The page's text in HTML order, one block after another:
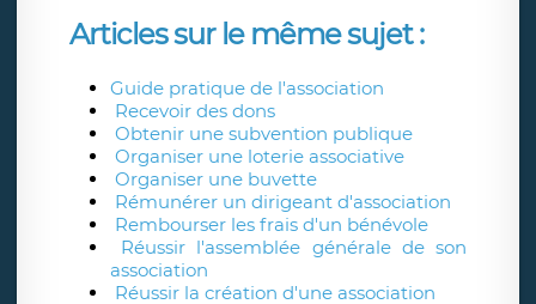
Articles sur le même sujet :
Guide pratique de l'association
Recevoir des dons
Obtenir une subvention publique
Organiser une loterie associative
Organiser une buvette
Rémunérer un dirigeant d'association
Rembourser les frais d'un bénévole
Réussir l'assemblée générale de son
association
Réussir la création d'une association